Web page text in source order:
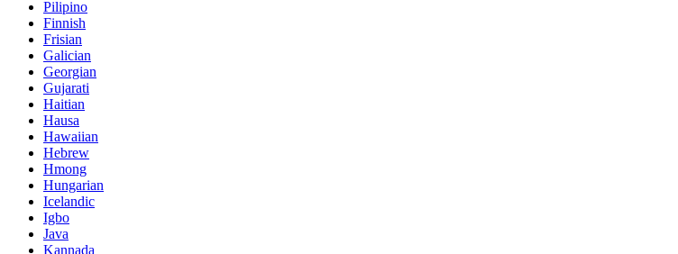
Pilipino
Finnish
Frisian
Galician
Georgian
Gujarati
Haitian
Hausa
Hawaiian
Hebrew
Hmong
Hungarian
Icelandic
Igbo
Java
Kannada